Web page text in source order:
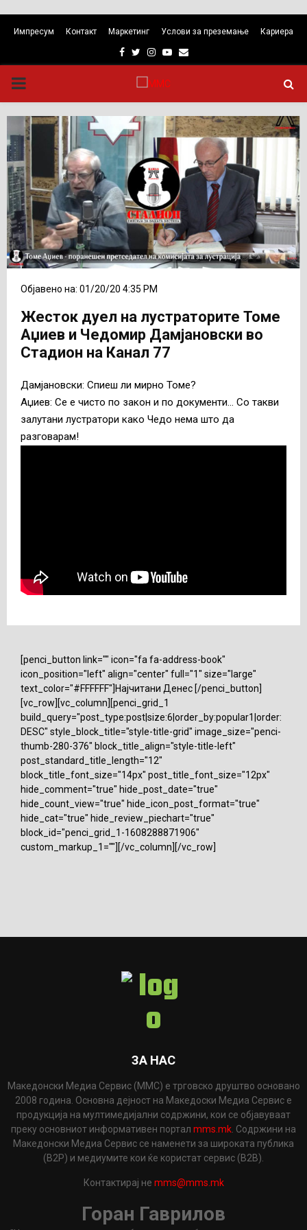
Импресум Контакт Маркетинг Услови за преземање Кариера
Facebook
TwitterInstagram
Youtube
Email
PRIMARY
MENU
Објавено на: 01/20/20 4:35 PM
Жесток дуел на лустраторите Томе
Аџиев и Чедомир Дамјановски во
Стадион на Канал 77
Дамјановски: Спиеш ли мирно Томе?
Аџиев: Се е чисто по закон и по документи… Со такви
залутани лустратори како Чедо нема што да
разговарам!
[penci_button link="" icon="fa fa-address-book"
icon_position="left" align="center" full="1" size="large"
text_color="#FFFFFF"]Најчитани Денес [/penci_button]
[vc_row][vc_column][penci_grid_1
build_query="post_type:post|size:6|order_by:popular1|order:
DESC" style_block_title="style-title-grid" image_size="penci-
thumb-280-376" block_title_align="style-title-left"
post_standard_title_length="12"
block_title_font_size="14px" post_title_font_size="12px"
hide_comment="true" hide_post_date="true"
hide_count_view="true" hide_icon_post_format="true"
hide_cat="true" hide_review_piechart="true"
block_id="penci_grid_1-1608288871906"
custom_markup_1=""][/vc_column][/vc_row]
ЗА НАС
Македонски Медиа Сервис (ММС) е трговско друштво основано
2008 година. Основна дејност на Македоски Медиа Сервис е
продукција на мултимедијални содржини, кои се објавуваат
преку основниот информативен портал mms.mk. Содржини на
Македонски Медиа Сервис се наменети за широката публика
(B2P) и медиумите кои ќе користат сервис (B2B).
Контактирај не mms@mms.mk
Горан Гаврилов